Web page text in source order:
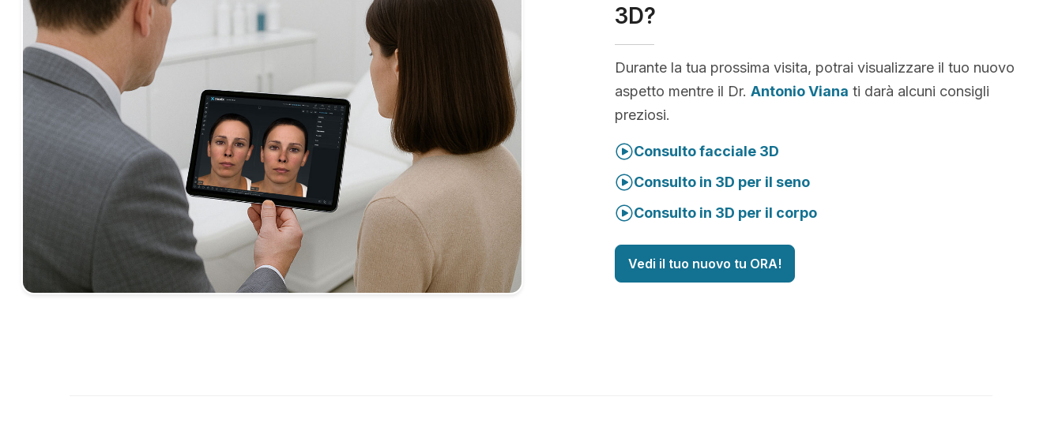
3D?
Durante la tua prossima visita, potrai visualizzare il tuo nuovo
aspetto mentre il Dr. Antonio Viana ti darà alcuni consigli
preziosi.
Consulto facciale 3D
Consulto in 3D per il seno
Consulto in 3D per il corpo
Vedi il tuo nuovo tu ORA!